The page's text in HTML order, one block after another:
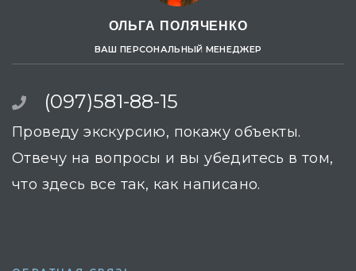
ОЛЬГА ПОЛЯЧЕНКО
ВАШ ПЕРСОНАЛЬНЫЙ МЕНЕДЖЕР
(097)581-88-15
Проведу экскурсию, покажу объекты.
Отвечу на вопросы и вы убедитесь в том,
что здесь все так, как написано.